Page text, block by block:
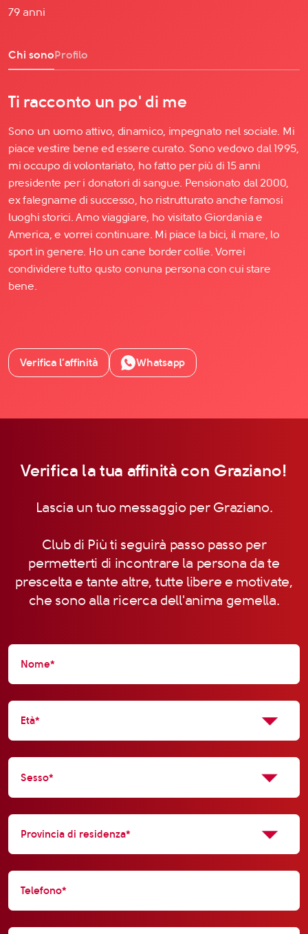
79 anni
Chi sonoProfilo
Ti racconto un po' di me
Sono un uomo attivo, dinamico, impegnato nel sociale. Mi
piace vestire bene ed essere curato. Sono vedovo dal 1995,
mi occupo di volontariato, ho fatto per più di 15 anni
presidente per i donatori di sangue. Pensionato dal 2000,
ex falegname di successo, ho ristrutturato anche famosi
luoghi storici. Amo viaggiare, ho visitato Giordania e
America, e vorrei continuare. Mi piace la bici, il mare, lo
sport in genere. Ho un cane border collie. Vorrei
condividere tutto qusto conuna persona con cui stare
bene.
Verifica l’affinità Whatsapp
Verifica la tua affinità con Graziano!
Lascia un tuo messaggio per Graziano.
Club di Più ti seguirà passo passo per
permetterti di incontrare la persona da te
prescelta e tante altre, tutte libere e motivate,
che sono alla ricerca dell'anima gemella.